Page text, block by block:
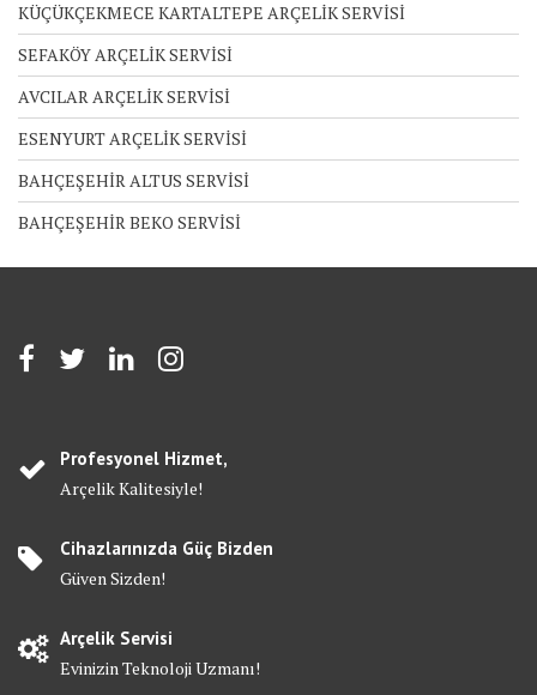
KÜÇÜKÇEKMECE KARTALTEPE ARÇELİK SERVİSİ
SEFAKÖY ARÇELİK SERVİSİ
AVCILAR ARÇELİK SERVİSİ
ESENYURT ARÇELİK SERVİSİ
BAHÇEŞEHİR ALTUS SERVİSİ
BAHÇEŞEHİR BEKO SERVİSİ
Profesyonel Hizmet,
Arçelik Kalitesiyle!
Cihazlarınızda Güç Bizden
Güven Sizden!
Arçelik Servisi
Evinizin Teknoloji Uzmanı!